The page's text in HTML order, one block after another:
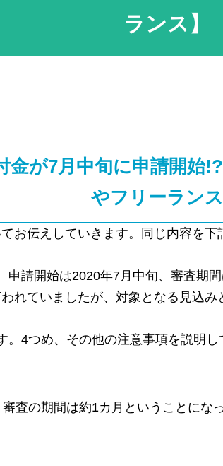
ランス】
金が7月中旬に申請開
やフリーランス
お伝えしていきます。同じ内容を
申請開始は2020年7月中旬、審査期
れていましたが、対象となる見込み
4つめ、その他の注意事項を説明し
査の期間は約1カ月ということに